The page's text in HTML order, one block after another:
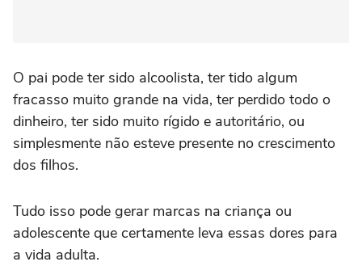
O pai pode ter sido alcoolista, ter tido algum
fracasso muito grande na vida, ter perdido todo o
dinheiro, ter sido muito rígido e autoritário, ou
simplesmente não esteve presente no crescimento
dos filhos.
Tudo isso pode gerar marcas na criança ou
adolescente que certamente leva essas dores para
a vida adulta.